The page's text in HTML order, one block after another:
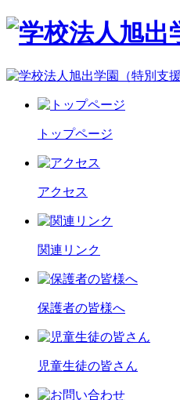
トップページ
アクセス
関連リンク
保護者の皆様へ
児童生徒の皆さん